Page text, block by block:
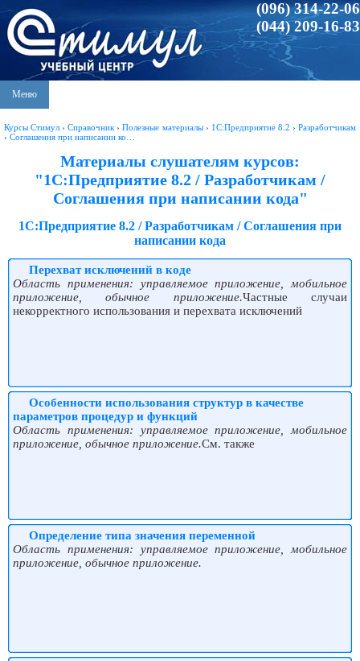
(096) 314-22-06
(044) 209-16-83
Меню
Курсы Стимул ›Справочник ›Полезные материалы› 1С:Предприятие 8.2 ›Разработчикам
› Соглашения при написании ко…
Материалы слушателям курсов:
"1С:Предприятие 8.2 / Разработчикам /
Соглашения при написании кода"
1С:Предприятие 8.2 / Разработчикам / Соглашения при
написании кода
Перехват исключений в коде
Область применения: управляемое приложение, мобильное
приложение, обычное приложение.Частные случаи
некорректного использования и перехвата исключений
Особенности использования структур в качестве
параметров процедур и функций
Область применения: управляемое приложение, мобильное
приложение, обычное приложение.См. также
Определение типа значения переменной
Область применения: управляемое приложение, мобильное
приложение, обычное приложение.